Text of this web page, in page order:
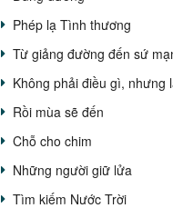
Phép lạ Tình thương
Từ giảng đường đến sứ
Không phải điều gì, nhưng
Rồi mùa sẽ đến
Chỗ cho chim
Những người giữ lửa
Tìm kiếm Nước Trời